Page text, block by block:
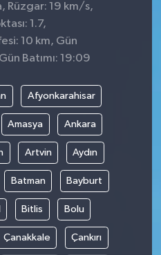
Rüzgar: 19 km/s,
1.7,
10 km, Gün
Batımı: 19:09
Afyonkarahisar
Amasya Ankara
Artvin Aydın
Batman Bayburt
Bitlis Bolu
Çanakkale Çankırı